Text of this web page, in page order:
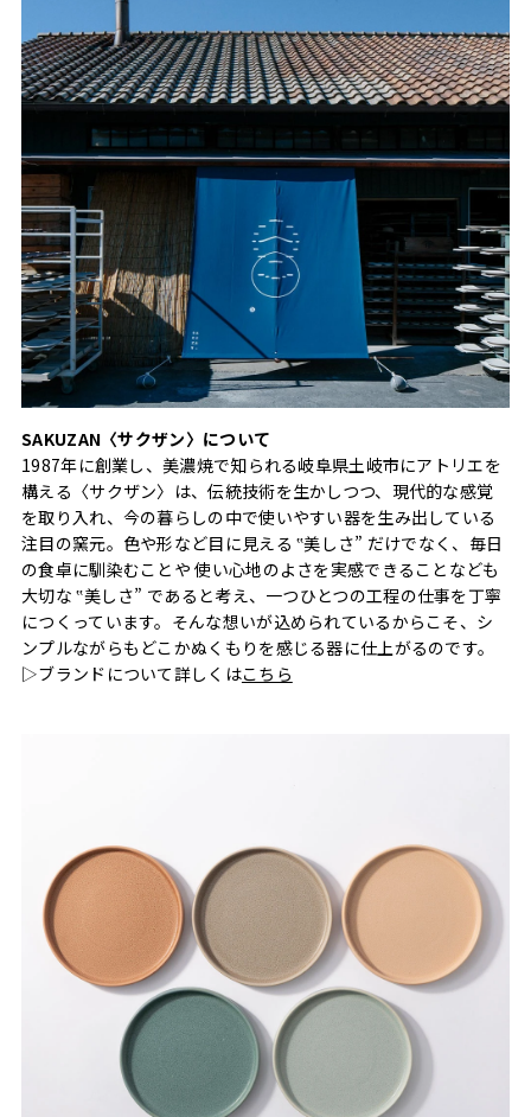
SAKUZAN〈サクザン〉について
1987年に創業し、美濃焼で知られる岐阜県土岐市にアトリエを
構える〈サクザン〉は、伝統技術を生かしつつ、現代的な感覚
を取り入れ、今の暮らしの中で使いやすい器を生み出している
注目の窯元。色や形など目に見える ‟美しさ” だけでなく、毎日
の食卓に馴染むことや 使い心地のよさを実感できることなども
大切な ‟美しさ” であると考え、一つひとつの工程の仕事を丁寧
につくっています。そんな想いが込められているからこそ、シ
ンプルながらもどこかぬくもりを感じる器に仕上がるのです。
▷ブランドについて詳しくはこちら